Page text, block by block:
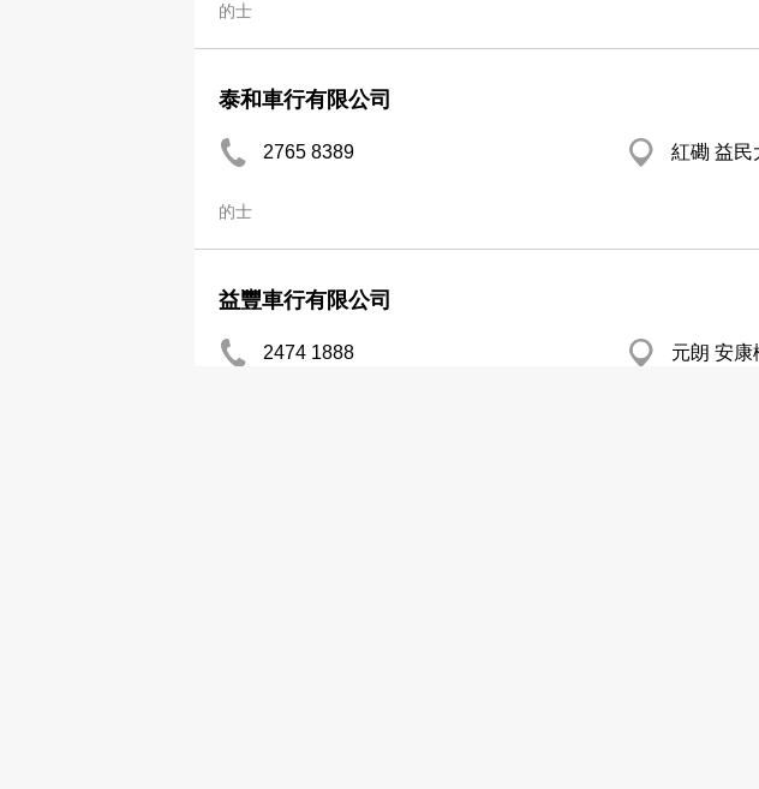
的士
泰和車行有限公司
2765 8389 紅磡 益民
的士
益豐車行有限公司
2474 1888 元朗 安康